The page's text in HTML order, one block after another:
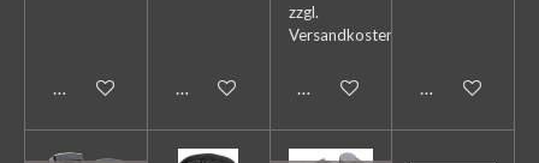
In den WarenkorbIn den Warenkorb
zzgl.
Versandkosten
In den WarenkorbBei